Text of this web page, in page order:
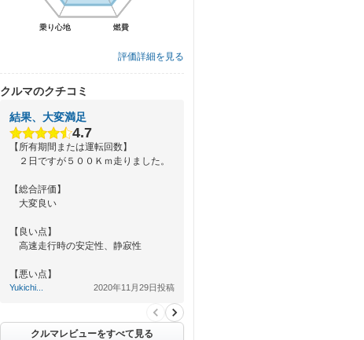
燃費
乗り心地 燃費
乗り心地
評価詳細を見る
クルマのクチコミ
結果、大変満足
4.7
【所有期間または運転回数】
２日ですが５００Ｋｍ走りました。
【総合評価】
大変良い
【良い点】
高速走行時の安定性、静寂性
【悪い点】
Yukichi... 2020年11月29日投稿
クルマレビューをすべて見る